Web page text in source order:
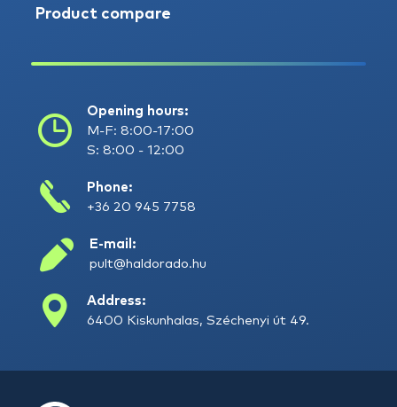
Product compare
Opening hours:
M-F: 8:00-17:00
S: 8:00 - 12:00
Phone:
+36 20 945 7758
E-mail:
pult@haldorado.hu
Address:
6400 Kiskunhalas, Széchenyi út 49.